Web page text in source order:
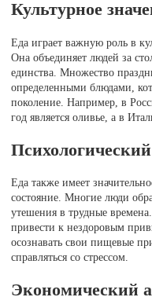
Культурное
Еда играет важную роль в
Она объединяет людей за
единства. Множество
определенными блюдами,
поколение. Например, в
год является оливье, а в
Еда также имеет
состояние. Многие люди
утешения в трудные
привести к нездоровым
осознавать свои пищевые
справляться со стрессом.
Экономический